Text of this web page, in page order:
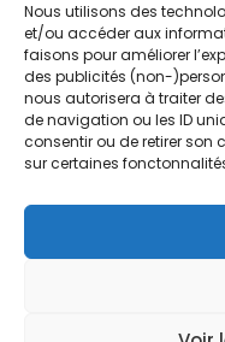
Nous utilisons des
et/ou accéder aux
faisons pour améliorer
des publicités (non-
nous autorisera à traiter
de navigation ou les ID
consentir ou de retirer son
sur certaines
J'ai lu et j'accepte la
Mentions